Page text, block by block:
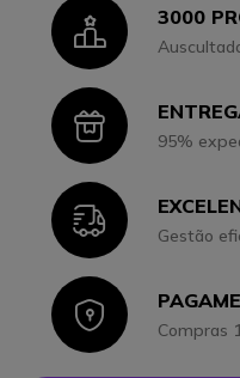
Icon3000
Icon95%
IconGestão
IconCompras